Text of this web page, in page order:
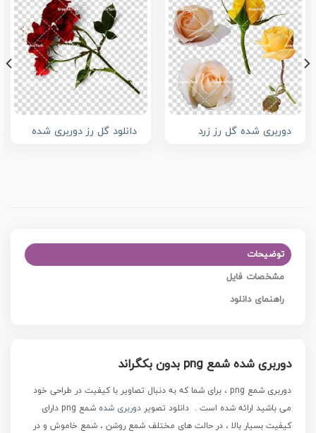
دوربری شده گل رز زرد دانلود گل رز دوربری شده
توضیحات
مشخصات فایل
راهنمای دانلود
دوربری شده شمع png بدون بکگراند
دوربری شمع png ، برای شما که به دنبال تصاویر با کیفیت در طراحی خود
می باشید ارائه شده است . دانلود تصویر دوربری شده شمع png
دارای
کیفیت بسیار بالا ، در حالت های مختلف شمع روشن ، شمع خاموش و در